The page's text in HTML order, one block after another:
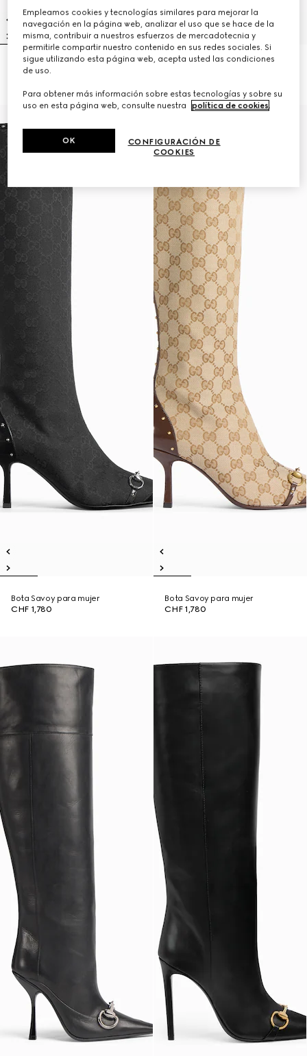
Botín Bombshell para mujer
Bota Bombshell para mujer
Bota Savoy para mujer
CHF 1,780
Bota Savoy para mujer
CHF 1,780
Empleamos cookies y tecnologías similares para mejorar la
navegación en la página web, analizar el uso que se hace de la
misma, contribuir a nuestros esfuerzos de mercadotecnia y
permitirle compartir nuestro contenido en sus redes sociales. Si
sigue utilizando esta página web, acepta usted las condiciones
de uso.
Para obtener más información sobre estas tecnologías y sobre su
uso en esta página web, consulte nuestra
política de cookies
CONFIGURACIÓN DE
COOKIES
OK